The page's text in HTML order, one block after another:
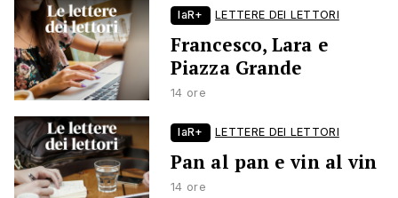
laR+ LETTERE DEI LETTORI
Francesco, Lara e
Piazza Grande
14 ore
laR+ LETTERE DEI LETTORI
Pan al pan e vin al vin
14 ore